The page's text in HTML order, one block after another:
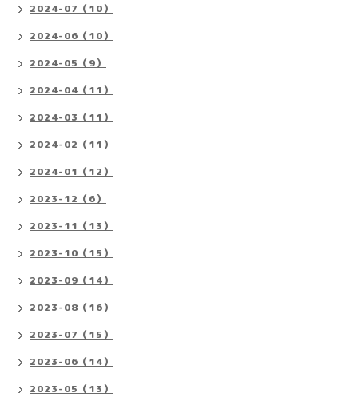
2024-07（10）
2024-06（10）
2024-05（9）
2024-04（11）
2024-03（11）
2024-02（11）
2024-01（12）
2023-12（6）
2023-11（13）
2023-10（15）
2023-09（14）
2023-08（16）
2023-07（15）
2023-06（14）
2023-05（13）